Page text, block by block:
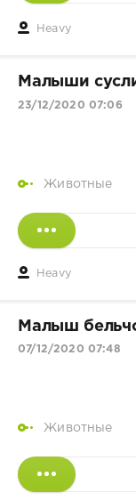
Heavy
Малыши
23/12/2020 07:06
Животные
Heavy
Малыш
07/12/2020 07:48
Животные